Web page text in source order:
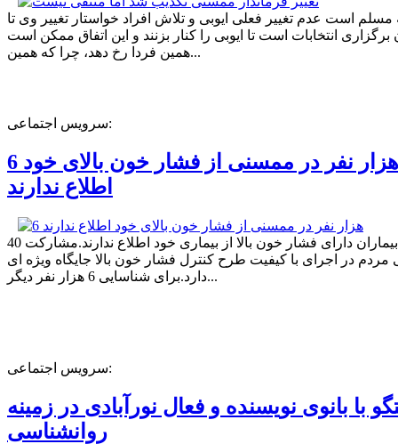
مسلم است عدم تغییر فعلی ایوبی و تلاش افراد خواستار تغییر وی تا
برگزاری انتخابات است تا ایوبی را کنار بزنند و این اتفاق ممکن است
همین فردا رخ دهد، چرا که همین...
سرویس اجتماعی:
6 هزار نفر در ممسنی از فشار خون بالای خود
اطلاع ندارند
40 درصد بیماران دارای فشار خون بالا از بیماری خود اطلاع ندارند.مشارکت
در اجرای با کیفیت طرح کنترل فشار خون بالا جایگاه ویژه ای
دارد.برای شناسایی 6 هزار نفر دیگر...
سرویس اجتماعی:
با بانوی نویسنده و فعال نورآبادی در زمینه
روانشناسی